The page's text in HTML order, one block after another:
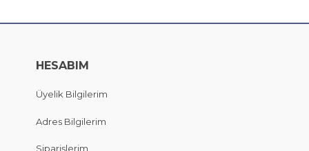
HESABIM
Üyelik Bilgilerim
Adres Bilgilerim
Siparişlerim